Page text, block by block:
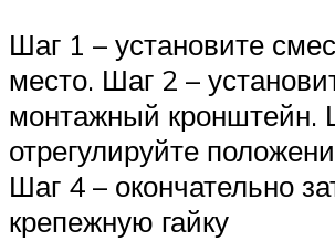
Шаг 1 – установите
место. Шаг 2 –
монтажный кронштейн.
отрегулируйте
Шаг 4 – окончательно
крепежную гайку